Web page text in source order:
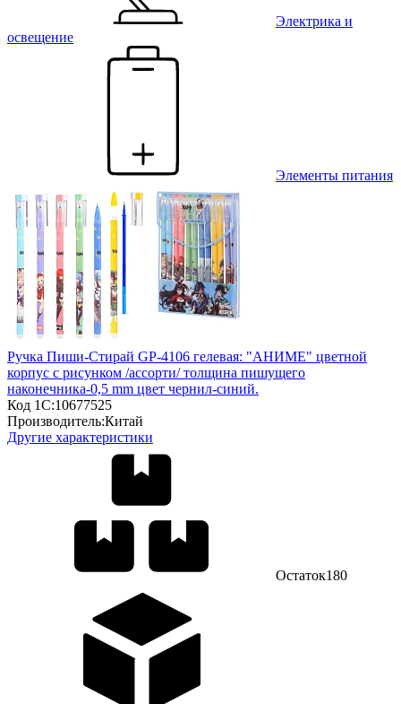
Электрика и
освещение
Элементы питания
Ручка Пиши-Cтирай GP-4106 гелевая: "АНИМЕ" цветной
корпус с рисунком /ассорти/ толщина пишущего
наконечника-0,5 mm цвет чернил-синий.
Код 1С:10677525
Производитель:Китай
Другие характеристики
Остаток180